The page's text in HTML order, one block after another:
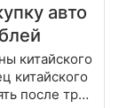
авто
китайского
китайского
после трех